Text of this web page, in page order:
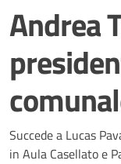
Andrea
Dettagli
Succede a Lucas
in Aula Casellato e